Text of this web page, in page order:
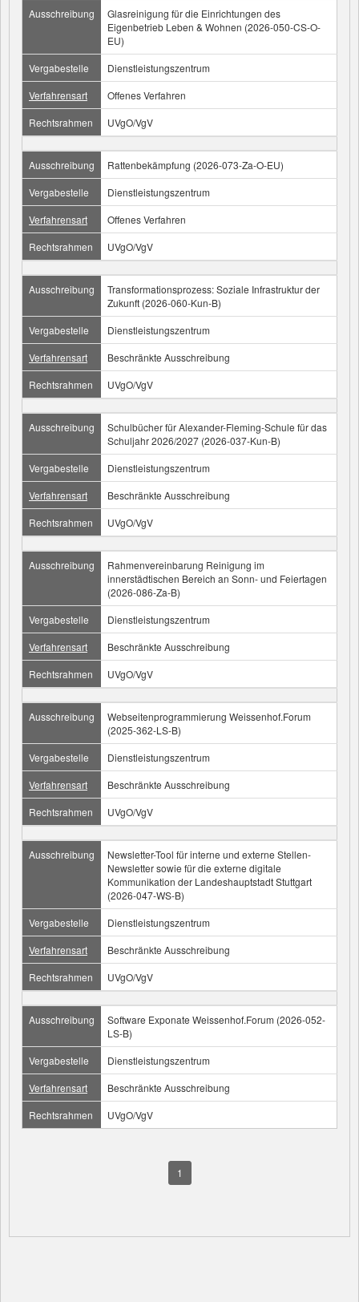
Ausschreibung
Glasreinigung für die Einrichtungen des
Eigenbetrieb Leben & Wohnen (2026-050-CS-O-
EU)
Vergabestelle
Dienstleistungszentrum
Verfahrensart
Offenes Verfahren
Rechtsrahmen
UVgO/VgV
Ausschreibung
Rattenbekämpfung (2026-073-Za-O-EU)
Vergabestelle
Dienstleistungszentrum
Verfahrensart
Offenes Verfahren
Rechtsrahmen
UVgO/VgV
Ausschreibung
Transformationsprozess: Soziale Infrastruktur der
Zukunft (2026-060-Kun-B)
Vergabestelle
Dienstleistungszentrum
Verfahrensart
Beschränkte Ausschreibung
Rechtsrahmen
UVgO/VgV
Ausschreibung
Schulbücher für Alexander-Fleming-Schule für das
Schuljahr 2026/2027 (2026-037-Kun-B)
Vergabestelle
Dienstleistungszentrum
Verfahrensart
Beschränkte Ausschreibung
Rechtsrahmen
UVgO/VgV
Ausschreibung
Rahmenvereinbarung Reinigung im
innerstädtischen Bereich an Sonn- und Feiertagen
(2026-086-Za-B)
Vergabestelle
Dienstleistungszentrum
Verfahrensart
Beschränkte Ausschreibung
Rechtsrahmen
UVgO/VgV
Ausschreibung
Webseitenprogrammierung Weissenhof.Forum
(2025-362-LS-B)
Vergabestelle
Dienstleistungszentrum
Verfahrensart
Beschränkte Ausschreibung
Rechtsrahmen
UVgO/VgV
Ausschreibung
Newsletter-Tool für interne und externe Stellen-
Newsletter sowie für die externe digitale
Kommunikation der Landeshauptstadt Stuttgart
(2026-047-WS-B)
Vergabestelle
Dienstleistungszentrum
Verfahrensart
Beschränkte Ausschreibung
Rechtsrahmen
UVgO/VgV
Ausschreibung
Software Exponate Weissenhof.Forum (2026-052-
LS-B)
Vergabestelle
Dienstleistungszentrum
Verfahrensart
Beschränkte Ausschreibung
Rechtsrahmen
UVgO/VgV
1